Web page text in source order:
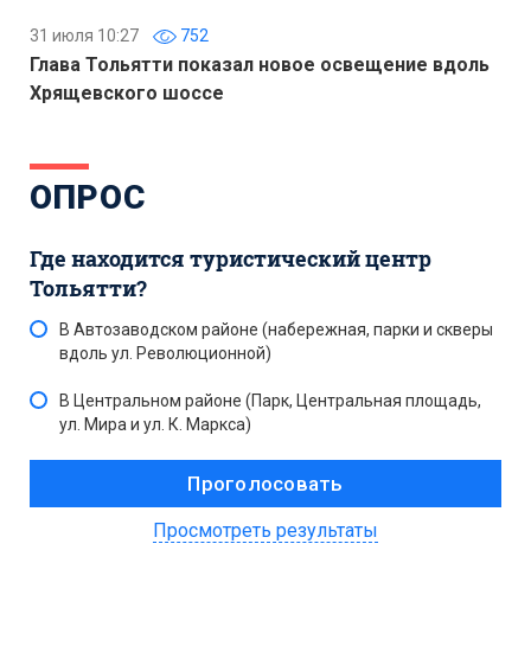
31 июля 10:27 752
Глава Тольятти показал новое освещение вдоль
Хрящевского шоссе
ОПРОС
Где находится туристический центр
Тольятти?
В Автозаводском районе (набережная, парки и скверы
вдоль ул. Революционной)
В Центральном районе (Парк, Центральная площадь,
ул. Мира и ул. К. Маркса)
Просмотреть результаты